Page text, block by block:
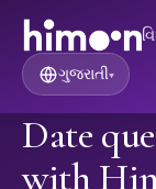
ગુજરાતી▾
Date
with